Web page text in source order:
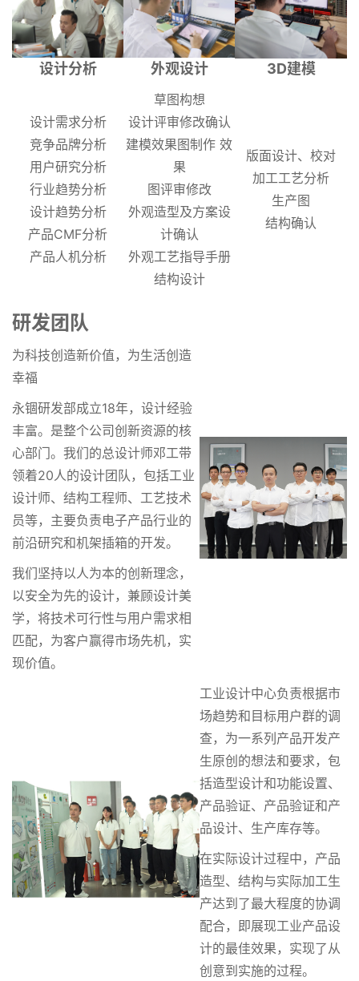
设计分析 外观设计 3D建模
设计需求分析
竞争品牌分析
用户研究分析
行业趋势分析
设计趋势分析
产品CMF分析
产品人机分析
草图构想
设计评审修改确认
建模效果图制作 效
果
图评审修改
外观造型及方案设
计确认
外观工艺指导手册
结构设计
版面设计、校对
加工工艺分析
生产图
结构确认
研发团队
为科技创造新价值，为生活创造
幸福
永锢研发部成立18年，设计经验
丰富。是整个公司创新资源的核
心部门。我们的总设计师邓工带
领着20人的设计团队，包括工业
设计师、结构工程师、工艺技术
员等，主要负责电子产品行业的
前沿研究和机架插箱的开发。
我们坚持以人为本的创新理念，
以安全为先的设计，兼顾设计美
学，将技术可行性与用户需求相
匹配，为客户赢得市场先机，实
现价值。
工业设计中心负责根据市
场趋势和目标用户群的调
查，为一系列产品开发产
生原创的想法和要求，包
括造型设计和功能设置、
产品验证、产品验证和产
品设计、生产库存等。
在实际设计过程中，产品
造型、结构与实际加工生
产达到了最大程度的协调
配合，即展现工业产品设
计的最佳效果，实现了从
创意到实施的过程。